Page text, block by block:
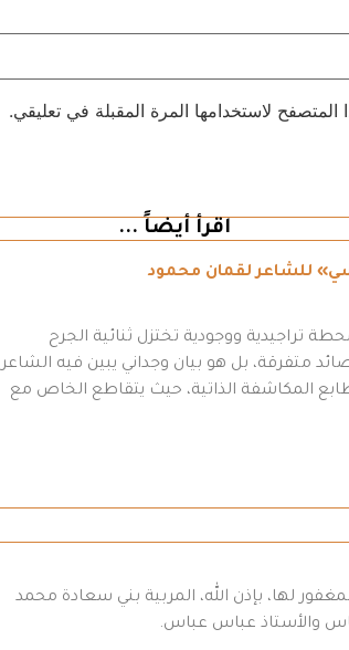
لاستخدامها المرة المقبلة في تعليقي.
اقرأ أيضاً ...
للشاعر لقمان محمود
تراجيدية ووجودية تختزل ثنائية الجرح
متفرقة، بل هو بيان وجداني يبين فيه الشاعر
المكاشفة الذاتية، حيث يتقاطع الخاص مع
لها، بإذن الله، المربية بني سعادة محمد
والأستاذ عباس عباس.